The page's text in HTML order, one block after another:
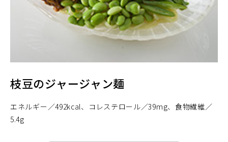
枝豆のジャージャン麺
エネルギー 492kcal コレステロール 39mg
食物繊維
5.4g